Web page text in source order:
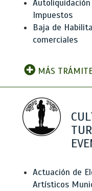
Impuestos
Baja de
comerciales
MÁS
Actuación de
Artísticos